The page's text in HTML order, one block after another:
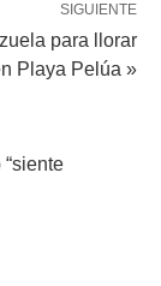
SIGUIENTE
para llorar
Playa Pelúa »